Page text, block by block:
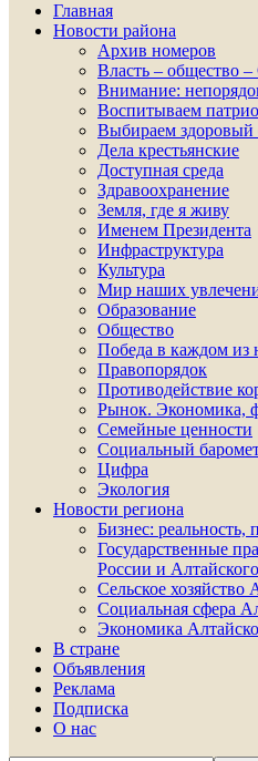
Главная
Новости района
Архив номеров
Власть – общество
Внимание:
Воспитываем
Выбираем здоровый
Дела крестьянские
Доступная среда
Здравоохранение
Земля, где я живу
Именем Президента
Инфраструктура
Культура
Мир наших
Образование
Общество
Победа в каждом из
Правопорядок
Противодействие
Рынок. Экономика,
Семейные ценности
Социальный
Цифра
Экология
Новости региона
Бизнес:
Государственные
России и
Сельское хозяйство
Социальная сфера
Экономика
В стране
Объявления
Реклама
Подписка
О нас